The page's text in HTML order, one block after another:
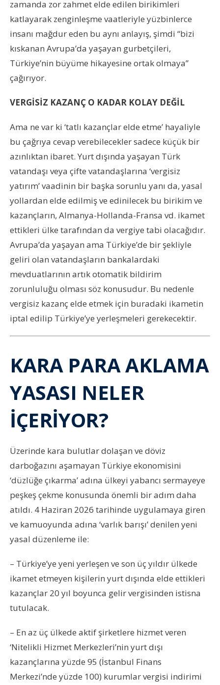
zamanda zor zahmet elde edilen birikimleri
katlayarak zenginleşme vaatleriyle yüzbinlerce
insanı mağdur eden bu aynı anlayış, şimdi “bizi
kıskanan Avrupa’da yaşayan gurbetçileri,
Türkiye’nin büyüme hikayesine ortak olmaya”
çağırıyor.
VERGİSİZ KAZANÇ O KADAR KOLAY DEĞİL
Ama ne var ki ‘tatlı kazançlar elde etme’ hayaliyle
bu çağrıya cevap verebilecekler sadece küçük bir
azınlıktan ibaret. Yurt dışında yaşayan Türk
vatandaşı veya çifte vatandaşlarına ‘vergisiz
yatırım’ vaadinin bir başka sorunlu yanı da, yasal
yollardan elde edilmiş ve edinilecek bu birikim ve
kazançların, Almanya-Hollanda-Fransa vd. ikamet
ettikleri ülke tarafından da vergiye tabi olacağıdır.
Avrupa’da yaşayan ama Türkiye’de bir şekliyle
geliri olan vatandaşların bankalardaki
mevduatlarının artık otomatik bildirim
zorunluluğu olması söz konusudur. Bu nedenle
vergisiz kazanç elde etmek için buradaki ikametin
iptal edilip Türkiye’ye yerleşmeleri gerekecektir.
KARA PARA AKLAMA
YASASI NELER
İÇERİYOR?
Üzerinde kara bulutlar dolaşan ve döviz
darboğazını aşamayan Türkiye ekonomisini
‘düzlüğe çıkarma’ adına ülkeyi yabancı sermayeye
peşkeş çekme konusunda önemli bir adım daha
atıldı. 4 Haziran 2026 tarihinde uygulamaya giren
ve kamuoyunda adına ‘varlık barışı’ denilen yeni
yasal düzenleme ile:
– Türkiye’ye yeni yerleşen ve son üç yıldır ülkede
ikamet etmeyen kişilerin yurt dışında elde ettikleri
kazançlar 20 yıl boyunca gelir vergisinden istisna
tutulacak.
– En az üç ülkede aktif şirketlere hizmet veren
‘Nitelikli Hizmet Merkezleri’nin yurt dışı
kazançlarına yüzde 95 (İstanbul Finans
Merkezi’nde yüzde 100) kurumlar vergisi indirimi